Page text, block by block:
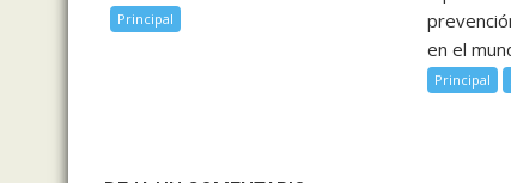
Principal
en el
Principal